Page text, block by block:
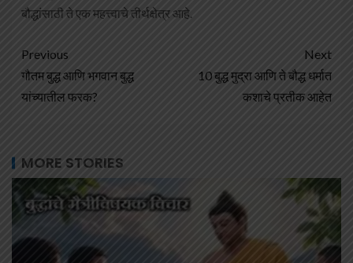
बौद्धांसाठी ते एक महत्त्वाचे तीर्थक्षेत्र आहे.
Previous
गौतम बुद्ध आणि भगवान बुद्ध
यांच्यातील फरक?
Next
10 बुद्ध मुद्रा आणि ते बौद्ध धर्मात
कशाचे प्रतीक आहेत
MORE STORIES